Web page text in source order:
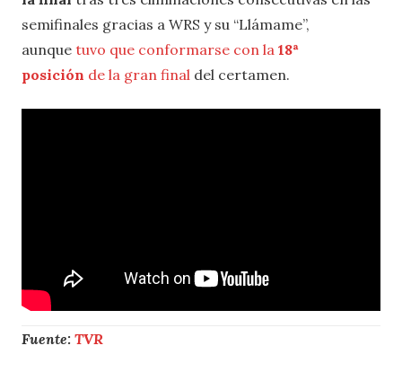
semifinales gracias a WRS y su “Llámame”,
aunque tuvo que conformarse con la 18ª
posición de la gran final del certamen.
Fuente: TVR